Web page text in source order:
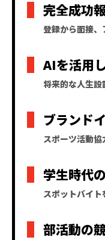
完全成功
登録から面接
AIを活用
将来的な人生
ブランド
スポーツ活動
学生時代
スポットバイ
部活動の